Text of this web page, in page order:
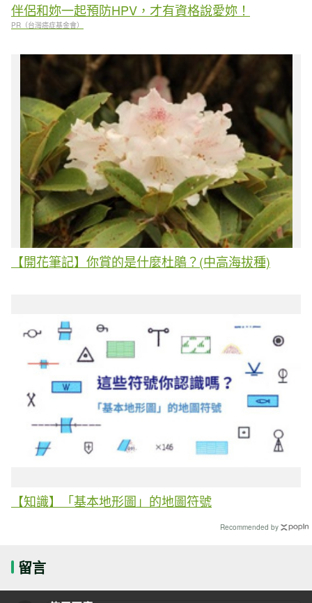
伴侶和妳一起預防HPV，才有資格說愛妳！
PR（台灣癌症基金會）
【開花筆記】你賞的是什麼杜鵑？(中高海拔種)
【知識】「基本地形圖」的地圖符號
Recommended by
留言